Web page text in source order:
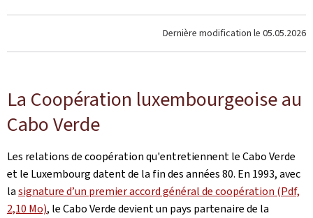
Dernière modification le 05.05.2026
La Coopération luxembourgeoise au
Cabo Verde
Les relations de coopération qu'entretiennent le Cabo Verde
et le Luxembourg datent de la fin des années 80. En 1993, avec
lasignature d’un premier accord général de coopération (Pdf,
2,10 Mo), le Cabo Verde devient un pays partenaire de la